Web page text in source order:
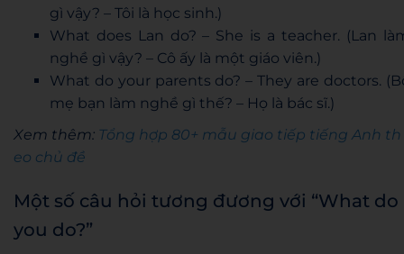
gì vậy? – Tôi là học sinh.)
What does Lan do? – She is a teacher. (Lan
nghề gì vậy? – Cô ấy là một giáo viên.)
What do your parents do? – They are doctors.
mẹ bạn làm nghề gì thế? – Họ là bác sĩ.)
Xem thêm: Tổng hợp 80+ mẫu giao tiếp tiếng Anh th
eo chủ đề
Một số câu hỏi tương đương với “What do
you do?”